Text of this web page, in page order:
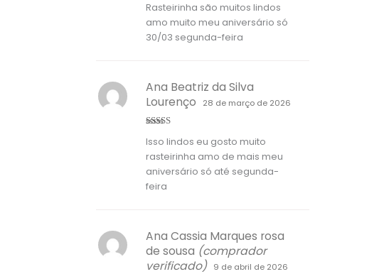
de 5
Rasteirinha são muitos lindos
amo muito meu aniversário só
30/03 segunda-feira
de 5
Ana Beatriz da Silva
Lourenço
28 de março de 2026
Isso lindos eu gosto muito
rasteirinha amo de mais meu
aniversário só até segunda-
feira
Ana Cassia Marques rosa
de sousa (comprador
verificado)
9 de abril de 2026